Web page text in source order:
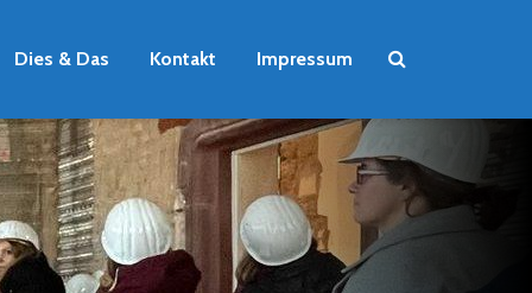
Dies & Das Kontakt Impressum